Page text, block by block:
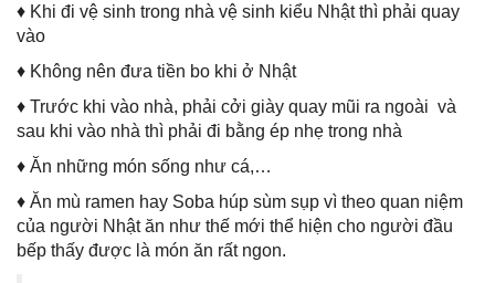
♦ Khi đi vệ sinh trong nhà vệ sinh kiểu Nhật thì phải quay
vào
♦ Không nên đưa tiền bo khi ở Nhật
♦ Trước khi vào nhà, phải cởi giày quay mũi ra ngoài và
sau khi vào nhà thì phải đi bằng ép nhẹ trong nhà
♦ Ăn những món sống như cá,…
♦ Ăn mù ramen hay Soba húp sùm sụp vì theo quan niệm
của người Nhật ăn như thế mới thể hiện cho người đầu
bếp thấy được là món ăn rất ngon.